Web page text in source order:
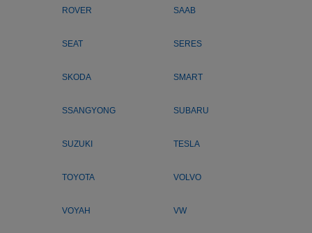
ROVER SAAB
SEAT SERES
SKODA SMART
SSANGYONG SUBARU
SUZUKI TESLA
TOYOTA VOLVO
VOYAH VW